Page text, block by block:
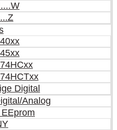
Digital
Analog